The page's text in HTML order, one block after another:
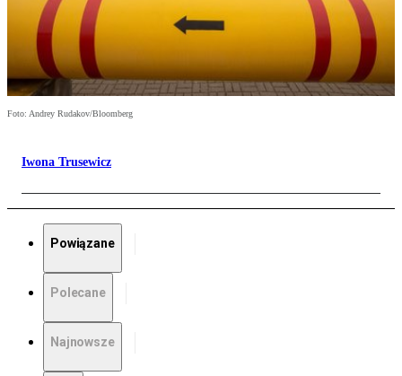
Foto: Andrey Rudakov/Bloomberg
Iwona Trusewicz
Powiązane
Polecane
Najnowsze